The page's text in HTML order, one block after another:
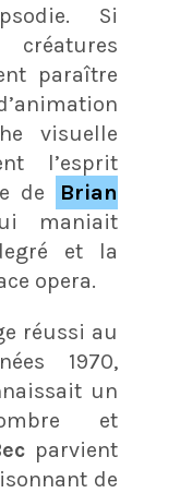
. Si
paraître
visuelle
l’esprit
de
Brian
maniait
et la
opera.
réussi au
1970,
un
et
parvient
de